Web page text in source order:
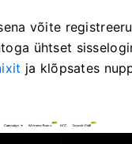
võite
ühtset
ja klõpsates